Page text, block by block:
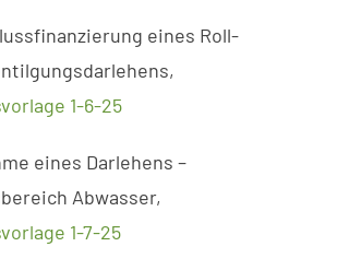
eines Roll-
1-6-25
eines Darlehens –
Abwasser,
1-7-25